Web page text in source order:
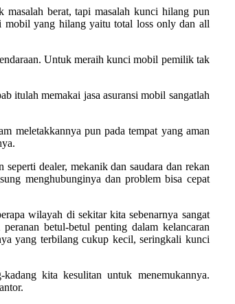
masalah berat, tapi masalah kunci hilang pun
mobil yang hilang yaitu total loss only dan all
Untuk meraih kunci mobil pemilik tak
itulah memakai jasa asuransi mobil sangatlah
meletakkannya pun pada tempat yang aman
dealer, mekanik dan saudara dan rekan
menghubunginya dan problem bisa cepat
wilayah di sekitar kita sebenarnya sangat
betul-betul penting dalam kelancaran
yang terbilang cukup kecil, seringkali kunci
kita kesulitan untuk menemukannya.